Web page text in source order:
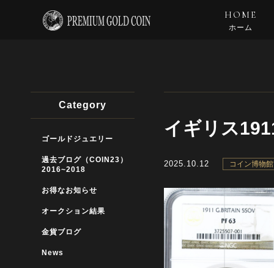
HOME
ホーム
イギリス
2025.10.12 コイン博物館
Category
ゴールドジュエリー
過去ブログ（COIN23）
2016~2018
お得なお知らせ
オークション結果
金貨ブログ
News